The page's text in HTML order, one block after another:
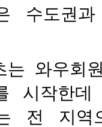
수도권
는 와우회
시작한
전 지